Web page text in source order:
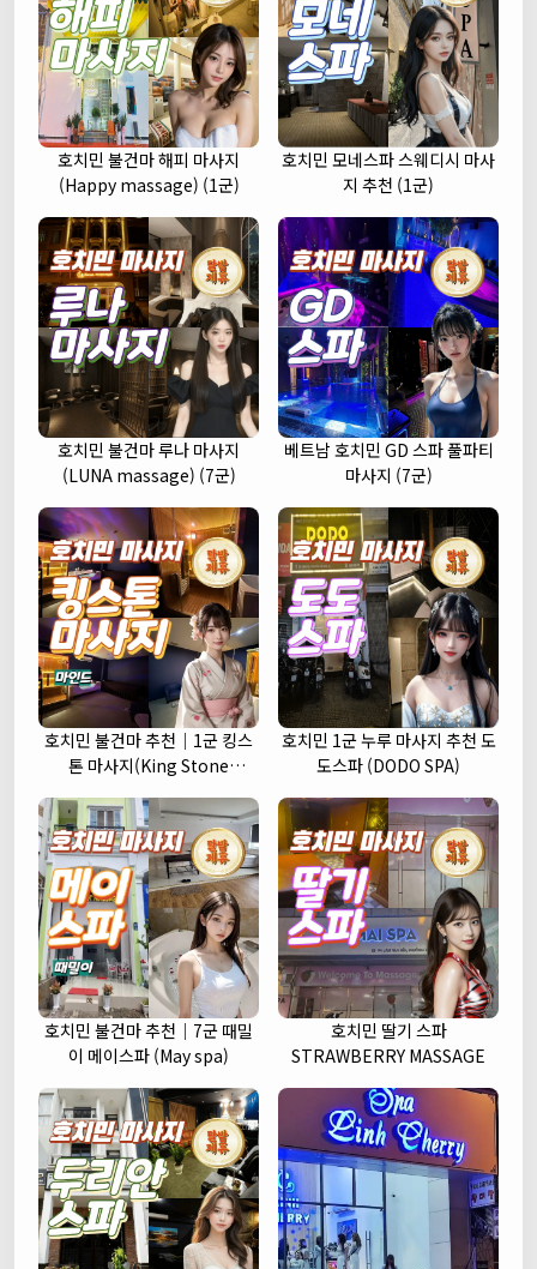
호치민 불건마 해피 마사지
(Happy massage) (1군)
호치민 모네스파 스웨디시 마사
지 추천 (1군)
호치민 불건마 루나 마사지
(LUNA massage) (7군)
베트남 호치민 GD 스파 풀파티
마사지 (7군)
호치민 불건마 추천｜1군 킹스
톤 마사지(King Stone
호치민 1군 누루 마사지 추천 도
도스파 (DODO SPA)
호치민 불건마 추천｜7군 때밀
이 메이스파 (May spa)
호치민 딸기 스파
STRAWBERRY MASSAGE